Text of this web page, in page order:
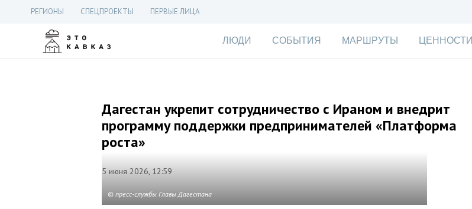
РЕГИОНЫ СПЕЦПРОЕКТЫ ПЕРВЫЕ ЛИЦА
ЛЮДИ СОБЫТИЯ МАРШРУТЫ ЦЕННОСТИ
Дагестан укрепит сотрудничество с Ираном и внедрит
программу поддержки предпринимателей «Платформа
роста»
5 июня 2026, 12:59
© пресс-службы Главы Дагестана